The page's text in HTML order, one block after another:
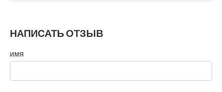
НАПИСАТЬ ОТЗЫВ
ИМЯ